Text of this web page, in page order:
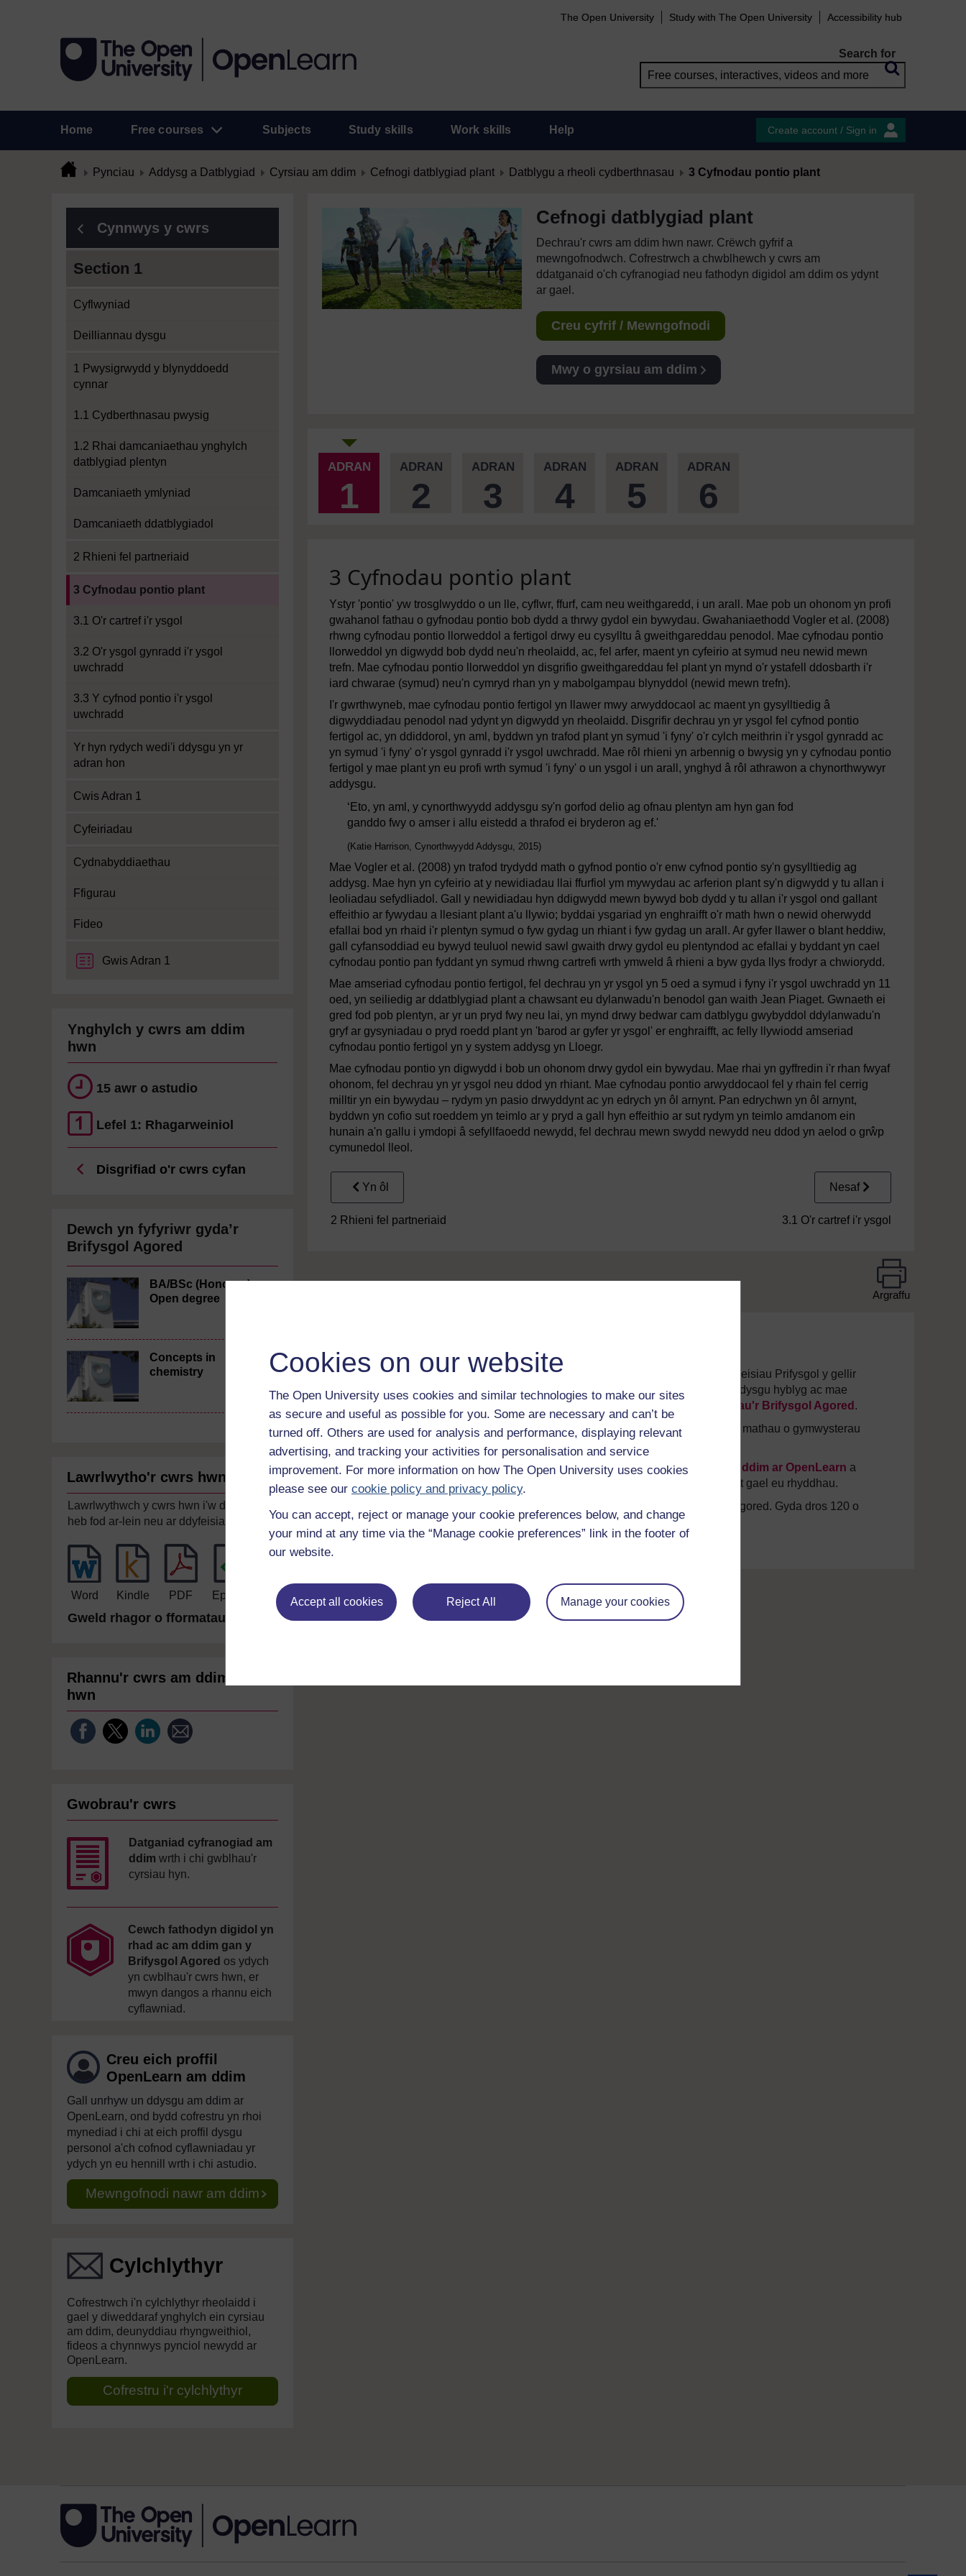
Cookies on our website
The Open University uses cookies and similar technologies to make our sites
as secure and useful as possible for you. Some are necessary and can’t be
turned off. Others are used for analysis and performance, displaying relevant
advertising, and tracking your activities for personalisation and service
improvement. For more information on how The Open University uses cookies
please see our cookie policy and privacy policy.
You can accept, reject or manage your cookie preferences below, and change
your mind at any time via the “Manage cookie preferences” link in the footer of
our website.
Accept all cookies Reject All Manage your cookies
The Open University Study with The Open University Accessibility hub
Search for
Home Free courses Subjects Study skills Work skills Help Create account / Sign in
Pynciau Addysg a Datblygiad Cyrsiau am ddim Cefnogi datblygiad plant Datblygu a rheoli cydberthnasau 3 Cyfnodau pontio plant
Cynnwys y cwrs
Section 1
Cyflwyniad
Deilliannau dysgu
1 Pwysigrwydd y blynyddoedd
cynnar
1.1 Cydberthnasau pwysig
1.2 Rhai damcaniaethau ynghylch
datblygiad plentyn
Damcaniaeth ymlyniad
Damcaniaeth ddatblygiadol
2 Rhieni fel partneriaid
3 Cyfnodau pontio plant
3.1 O'r cartref i'r ysgol
3.2 O'r ysgol gynradd i'r ysgol
uwchradd
3.3 Y cyfnod pontio i'r ysgol
uwchradd
Yr hyn rydych wedi'i ddysgu yn yr
adran hon
Cwis Adran 1
Cyfeiriadau
Cydnabyddiaethau
Ffigurau
Fideo
Gwis Adran 1
Ynghylch y cwrs am ddim
hwn
15 awr o astudio
Lefel 1: Rhagarweiniol
Disgrifiad o'r cwrs cyfan
Dewch yn fyfyriwr gyda’r
Brifysgol Agored
BA/BSc (Honours)
Open degree
Concepts in
chemistry
Lawrlwytho'r cwrs hwn
Lawrlwythwch y cwrs hwn i'w ddefnyddio
heb fod ar-lein neu ar ddyfeisiau eraill
Word Kindle PDF Epub 2
Gweld rhagor o fformatau
Rhannu'r cwrs am ddim
hwn
Gwobrau'r cwrs
Datganiad cyfranogiad am
ddim wrth i chi gwblhau'r
cyrsiau hyn.
Cewch fathodyn digidol yn
rhad ac am ddim gan y
Brifysgol Agored os ydych
yn cwblhau'r cwrs hwn, er
mwyn dangos a rhannu eich
cyflawniad.
Creu eich proffil
OpenLearn am ddim
Gall unrhyw un ddysgu am ddim ar
OpenLearn, ond bydd cofrestru yn rhoi
mynediad i chi at eich proffil dysgu
personol a'ch cofnod cyflawniadau yr
ydych yn eu hennill wrth i chi astudio.
Mewngofnodi nawr am ddim
Cylchlythyr
Cofrestrwch i'n cylchlythyr rheolaidd i
gael y diweddaraf ynghylch ein cyrsiau
am ddim, deunyddiau rhyngweithiol,
fideos a chynnwys pynciol newydd ar
OpenLearn.
Cofrestru i'r cylchlythyr
Cefnogi datblygiad plant
Dechrau'r cwrs am ddim hwn nawr. Crëwch gyfrif a
mewngofnodwch. Cofrestrwch a chwblhewch y cwrs am
ddatganaid o'ch cyfranogiad neu fathodyn digidol am ddim os ydynt
ar gael.
Creu cyfrif / Mewngofnodi
Mwy o gyrsiau am ddim
ADRAN
1
ADRAN
2
ADRAN
3
ADRAN
4
ADRAN
5
ADRAN
6
3 Cyfnodau pontio plant
Ystyr 'pontio' yw trosglwyddo o un lle, cyflwr, ffurf, cam neu weithgaredd, i un arall. Mae pob un ohonom yn profi
gwahanol fathau o gyfnodau pontio bob dydd a thrwy gydol ein bywydau. Gwahaniaethodd Vogler et al. (2008)
rhwng cyfnodau pontio llorweddol a fertigol drwy eu cysylltu â gweithgareddau penodol. Mae cyfnodau pontio
llorweddol yn digwydd bob dydd neu'n rheolaidd, ac, fel arfer, maent yn cyfeirio at symud neu newid mewn
trefn. Mae cyfnodau pontio llorweddol yn disgrifio gweithgareddau fel plant yn mynd o'r ystafell ddosbarth i'r
iard chwarae (symud) neu'n cymryd rhan yn y mabolgampau blynyddol (newid mewn trefn).
I'r gwrthwyneb, mae cyfnodau pontio fertigol yn llawer mwy arwyddocaol ac maent yn gysylltiedig â
digwyddiadau penodol nad ydynt yn digwydd yn rheolaidd. Disgrifir dechrau yn yr ysgol fel cyfnod pontio
fertigol ac, yn ddiddorol, yn aml, byddwn yn trafod plant yn symud 'i fyny' o'r cylch meithrin i'r ysgol gynradd ac
yn symud 'i fyny' o'r ysgol gynradd i'r ysgol uwchradd. Mae rôl rhieni yn arbennig o bwysig yn y cyfnodau pontio
fertigol y mae plant yn eu profi wrth symud 'i fyny' o un ysgol i un arall, ynghyd â rôl athrawon a chynorthwywyr
addysgu.
‘Eto, yn aml, y cynorthwyydd addysgu sy'n gorfod delio ag ofnau plentyn am hyn gan fod
ganddo fwy o amser i allu eistedd a thrafod ei bryderon ag ef.'
(Katie Harrison, Cynorthwyydd Addysgu, 2015)
Mae Vogler et al. (2008) yn trafod trydydd math o gyfnod pontio o'r enw cyfnod pontio sy'n gysylltiedig ag
addysg. Mae hyn yn cyfeirio at y newidiadau llai ffurfiol ym mywydau ac arferion plant sy'n digwydd y tu allan i
leoliadau sefydliadol. Gall y newidiadau hyn ddigwydd mewn bywyd bob dydd y tu allan i'r ysgol ond gallant
effeithio ar fywydau a llesiant plant a'u llywio; byddai ysgariad yn enghraifft o'r math hwn o newid oherwydd
efallai bod yn rhaid i'r plentyn symud o fyw gydag un rhiant i fyw gydag un arall. Ar gyfer llawer o blant heddiw,
gall cyfansoddiad eu bywyd teuluol newid sawl gwaith drwy gydol eu plentyndod ac efallai y byddant yn cael
cyfnodau pontio pan fyddant yn symud rhwng cartrefi wrth ymweld â rhieni a byw gyda llys frodyr a chwiorydd.
Mae amseriad cyfnodau pontio fertigol, fel dechrau yn yr ysgol yn 5 oed a symud i fyny i'r ysgol uwchradd yn 11
oed, yn seiliedig ar ddatblygiad plant a chawsant eu dylanwadu'n benodol gan waith Jean Piaget. Gwnaeth ei
gred fod pob plentyn, ar yr un pryd fwy neu lai, yn mynd drwy bedwar cam datblygu gwybyddol ddylanwadu'n
gryf ar gysyniadau o pryd roedd plant yn 'barod ar gyfer yr ysgol' er enghraifft, ac felly llywiodd amseriad
cyfnodau pontio fertigol yn y system addysg yn Lloegr.
Mae cyfnodau pontio yn digwydd i bob un ohonom drwy gydol ein bywydau. Mae rhai yn gyffredin i'r rhan fwyaf
ohonom, fel dechrau yn yr ysgol neu ddod yn rhiant. Mae cyfnodau pontio arwyddocaol fel y rhain fel cerrig
milltir yn ein bywydau – rydym yn pasio drwyddynt ac yn edrych yn ôl arnynt. Pan edrychwn yn ôl arnynt,
byddwn yn cofio sut roeddem yn teimlo ar y pryd a gall hyn effeithio ar sut rydym yn teimlo amdanom ein
hunain a'n gallu i ymdopi â sefyllfaoedd newydd, fel dechrau mewn swydd newydd neu ddod yn aelod o grŵp
cymunedol lleol.
Yn ôl
2 Rhieni fel partneriaid
Nesaf
3.1 O'r cartref i'r ysgol
Argraffu
Ewch â'ch dysgu ymhellach
Gall gwneud y penderfyniad i astudio fod yn gam mawr, a dyna pam y byddwch eisiau Prifysgol y gellir
ymddiried ynddi. Mae gan y Brifysgol Agored 50 mlynedd o brofiad yn cyflwyno dysgu hyblyg ac mae
170,000 o fyfyrwyr yn astudio gyda ni ar hyn o bryd. Cymerwch gip ar holl
gyrsiau'r Brifysgol Agored .
Os ydych chi'n newydd i astudio ar lefel addysg uwch, darganfyddwch fwy am y mathau o gymwysterau
rydyn ni'n eu cynnig, gan gynnwys ein cyrsiau lefel
Mynediad
Ddim yn barod ar gyfer astudiaeth Prifysgol yna porwch dros 900 o gyrsiau am ddim ar OpenLearn a
chofrestrwch i'n cylchlythyr
i glywed am gyrsiau newydd am ddim, wrth iddynt gael eu rhyddhau.
Bob blwyddyn, mae miloedd o fyfyrwyr yn penderfynu astudio gyda'r Brifysgol Agored. Gyda dros 120 o
gymwysterau, mae gennym y cwrs iawn i chi.